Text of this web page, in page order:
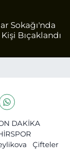
Sokağı'nda
Bıçaklandı
DAKİKA
Çifteler